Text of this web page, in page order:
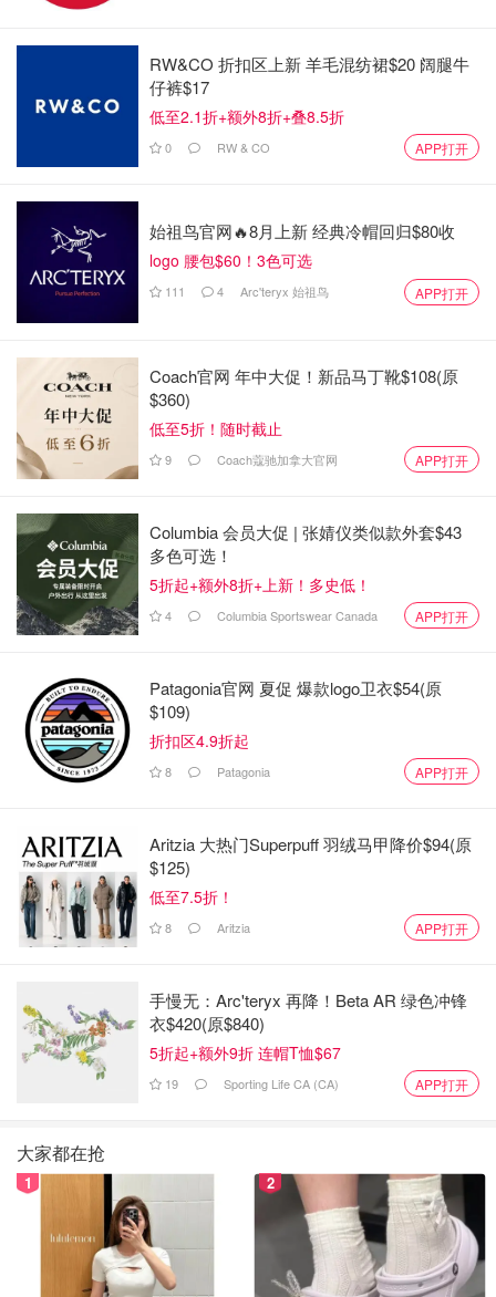
RW&CO 折扣区上新 羊毛混纺裙$20 阔腿牛
仔裤$17
低至2.1折+额外8折+叠8.5折
0 RW & CO APP打开
始祖鸟官网🔥8月上新 经典冷帽回归$80收
logo 腰包$60！3色可选
111 4 Arc'teryx 始祖鸟 APP打开
Coach官网 年中大促！新品马丁靴$108(原
$360)
低至5折！随时截止
9 Coach蔻驰加拿大官网 APP打开
Columbia 会员大促 | 张婧仪类似款外套$43
多色可选！
5折起+额外8折+上新！多史低！
4 Columbia Sportswear Canada APP打开
Patagonia官网 夏促 爆款logo卫衣$54(原
$109)
折扣区4.9折起
8 Patagonia APP打开
Aritzia 大热门Superpuff 羽绒马甲降价$94(原
$125)
低至7.5折！
8 Aritzia APP打开
手慢无：Arc'teryx 再降！Beta AR 绿色冲锋
衣$420(原$840)
5折起+额外9折 连帽T恤$67
19 Sporting Life CA (CA) APP打开
大家都在抢
1 2